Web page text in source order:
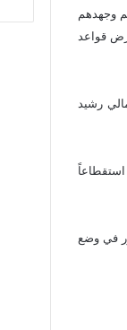
وجهدهم
قواعد
رشيد
في وضع